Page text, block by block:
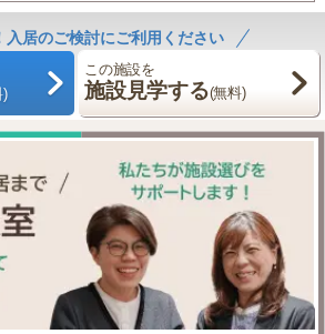
入居のご検討にご利用ください
)
この施設を
施設見学する(無料)